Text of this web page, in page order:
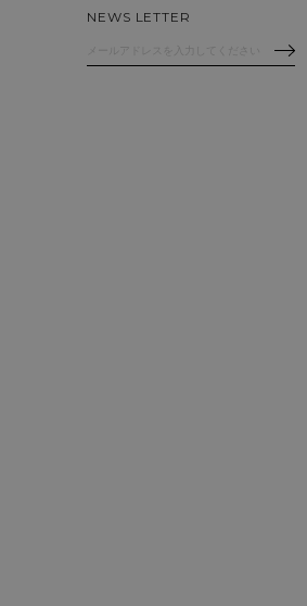
NEWS LETTER